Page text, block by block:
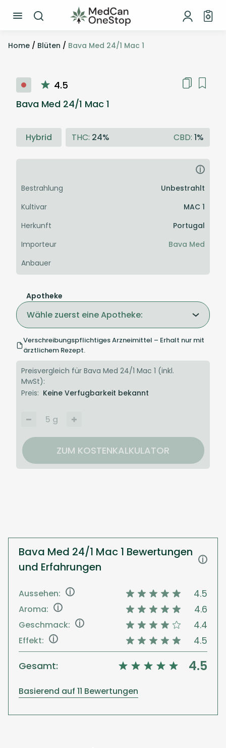
Home / Blüten / Bava Med 24/1 Mac 1
4.5
Bava Med 24/1 Mac 1
Hybrid THC: 24% CBD: 1%
i
Bestrahlung
Unbestrahlt
Kultivar
MAC 1
Herkunft
Portugal
Importeur
Bava Med
Anbauer
Apotheke
Wähle zuerst eine Apotheke:
Verschreibungspflichtiges Arzneimittel – Erhalt nur mit
ärztlichem Rezept.
Preisvergleich für Bava Med 24/1 Mac 1 (inkl.
MwSt):
Preis: Keine Verfugbarkeit bekannt
5 g
ZUM KOSTENKALKULATOR
Bava Med 24/1 Mac 1 Bewertungen
und Erfahrungen
i
Aussehen: i 4.5
Aroma: i 4.6
Geschmack: i 4.4
Effekt: i
4.5
Gesamt:
4.5
Basierend auf 11 Bewertungen